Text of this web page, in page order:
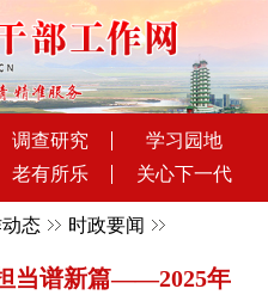
调查研究
学习园地
老有所乐 关心下一代
态 时政要闻
当谱新篇——2025年